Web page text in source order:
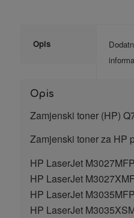
Opis
Opis
Zamjenski toner (HP)
Zamjenski toner za HP
HP LaserJet M3027MFP
HP LaserJet
HP LaserJet M3035MFP
HP LaserJet